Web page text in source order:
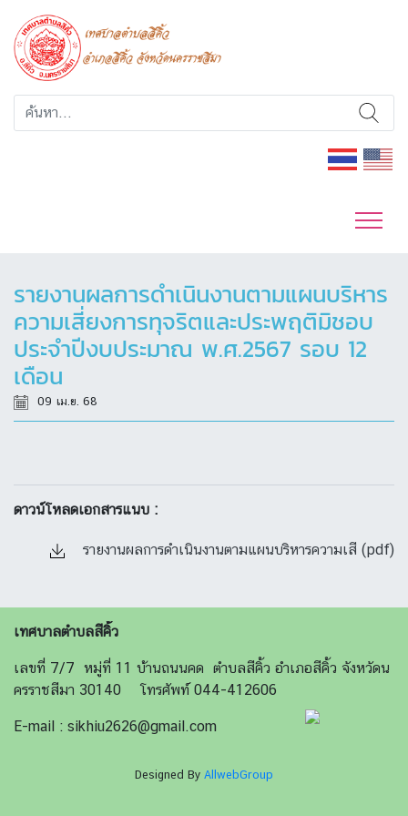
รายงานผลการดำเนินงานตามแผนบริหาร
ความเสี่ยงการทุจริตและประพฤติมิชอบ
ประจำปีงบประมาณ พ.ศ.2567 รอบ 12
เดือน
09 เม.ย. 68
ดาวน์โหลดเอกสารแนบ :
รายงานผลการดำเนินงานตามแผนบริหารความเสี (pdf)
เทศบาลตำบลสีคิ้ว
เลขที่ 7/7 หมู่ที่ 11 บ้านถนนคด ตำบลสีคิ้ว อำเภอสีคิ้ว จังหวัดน
ครราชสีมา 30140 โทรศัพท์ 044-412606
E-mail : sikhiu2626@gmail.com
Designed By AllwebGroup